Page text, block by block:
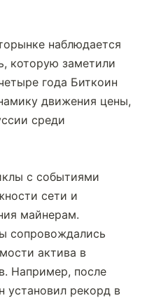
наблюдается
которую заметили
года Биткоин
движения цены,
среди
с событиями
сети и
майнерам.
сопровождались
актива в
Например, после
установил рекорд в